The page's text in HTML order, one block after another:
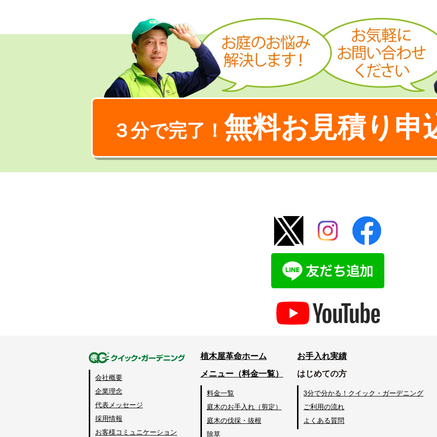
３分で完了！ 無料お見積り申
会社概要
企業理念
代表メッセージ
採用情報
お客様コミュニケーション
植木屋革命ホーム
メニュー（料金一覧）
料金一覧
庭木のお手入れ（剪定）
庭木の伐採・抜根
除草
お手入れ実績
はじめての方
3分で分かる！クイック・ガーデニング
ご利用の流れ
よくある質問